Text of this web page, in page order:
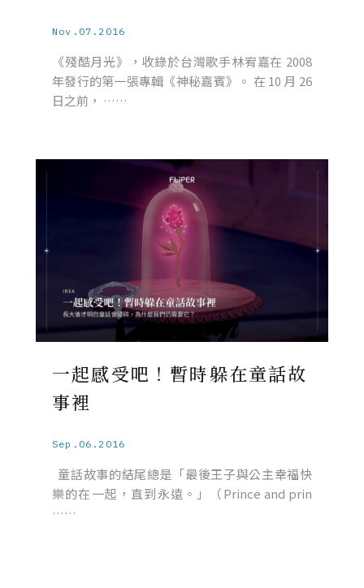
Nov.07.2016
《殘酷月光》，收錄於台灣歌手林宥嘉在 2008
年發行的第一張專輯《神秘嘉賓》。 在 10 月 26
日之前， ……
一起感受吧！暫時躲在童話故
事裡
Sep.06.2016
童話故事的結尾總是「最後王子與公主幸福快
樂的在一起，直到永遠。」（Prince and prin
……